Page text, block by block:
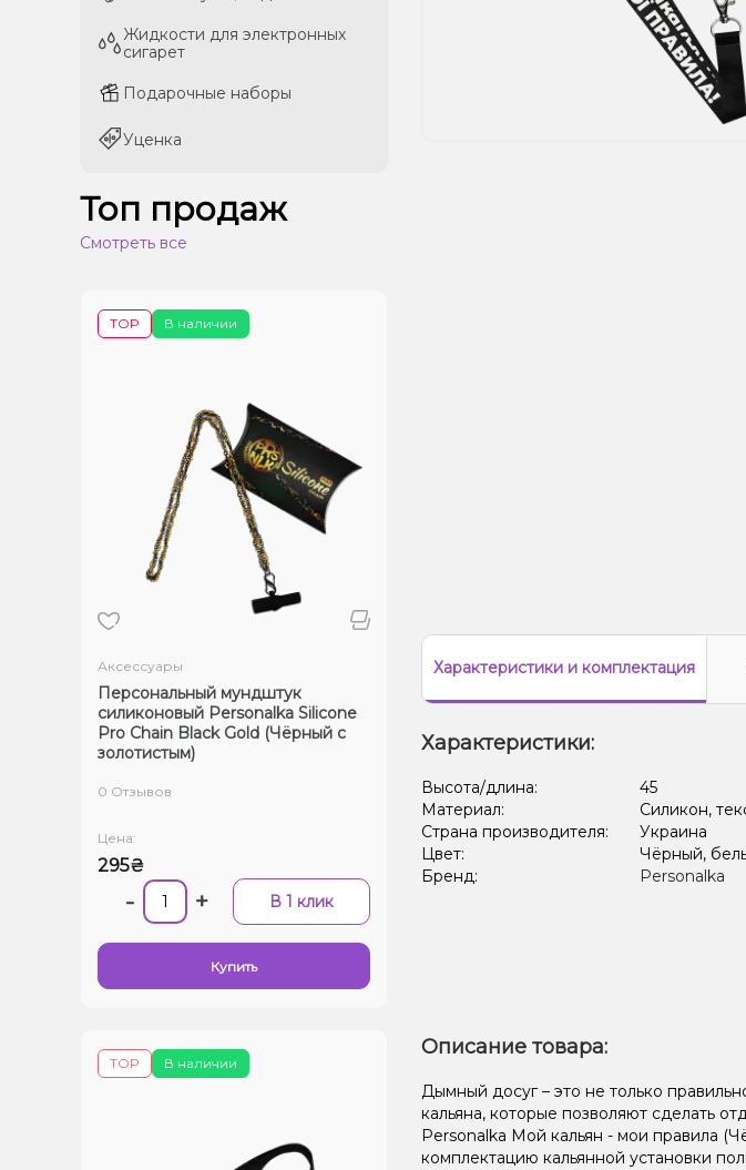
Жидкости для электронных
сигарет
Подарочные наборы
Уценка
Жидкости для электронных
сигарет
Подарочные наборы
Уценка
Топ продаж
Смотреть все
В наличии
TOP
Аксессуары
Персональный мундштук
силиконовый Personalka Silicone
Pro Chain Black Gold (Чёрный с
золотистым)
0 Отзывов
Цена:
295₴
- + В 1 клик
Купить
В наличии
TOP
Характеристикии комплектация
Характеристики:
Высота/длина:
45
Материал:
Силикон,
Страна производителя:
Украина
Цвет:
Чёрный,
Бренд:
Personalka
Описание товара:
Дымный досуг – это не только
кальяна, которые позволяют сделать
Personalka Мой кальян - мои правила
комплектацию кальянной установки